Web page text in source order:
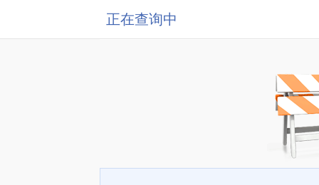
正在查询中